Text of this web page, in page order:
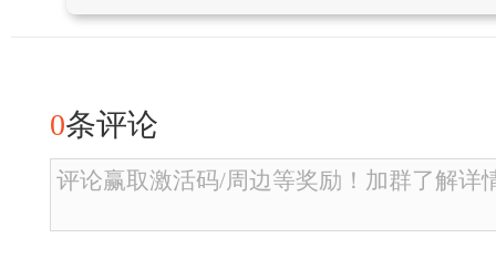
0条评论
评论赢取激活码/周边等奖励！加群了解详